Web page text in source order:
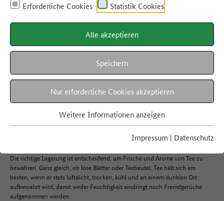
Erforderliche Cookies Statistik Cookies
Alle akzeptieren
Speichern
Nur erforderliche Cookies akzeptieren
Weitere Informationen anzeigen
Impressum | Datenschutz
Tee
Hier finden Sie Informationen rund um die Haltbarkeit, Regionalität,
Verwertung und die richtige Lagerung von Tee.
Die richtige Lagerung ist entscheidend, um Frische und Aroma von Tee zu
bewahren. Ganz gleich, ob lose Blätter oder Teebeutel: Tee hält sich am
besten, wenn er stets luftdicht, trocken, kühl und an einem dunklen Ort
aufbewahrt wird, damit weder Feuchtigkeit eindringt noch Fremdgerüche
aufgenommen werden.